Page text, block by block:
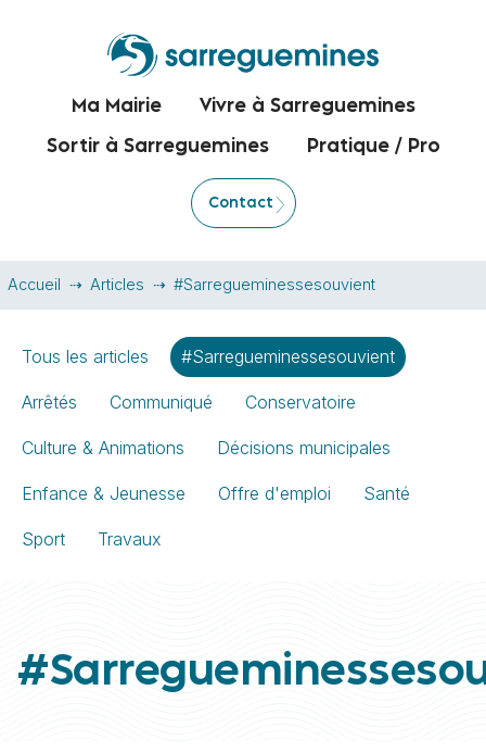
Ma Mairie Vivre à Sarreguemines
Sortir à Sarreguemines Pratique / Pro
Contact
Accueil Articles #Sarregueminessesouvient
Tous les articles #Sarregueminessesouvient
Arrêtés Communiqué Conservatoire
Culture & Animations Décisions municipales
Enfance & Jeunesse Offre d'emploi Santé
Sport Travaux